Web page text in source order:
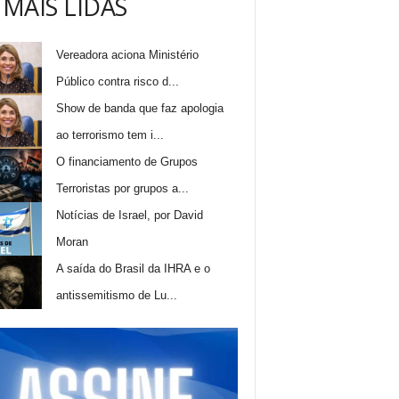
LIDAS
Vereadora aciona Ministério
Público contra risco d...
Show de banda que faz apologia
ao terrorismo tem i...
O financiamento de Grupos
Terroristas por grupos a...
Notícias de Israel, por David
Moran
A saída do Brasil da IHRA e o
antissemitismo de Lu...